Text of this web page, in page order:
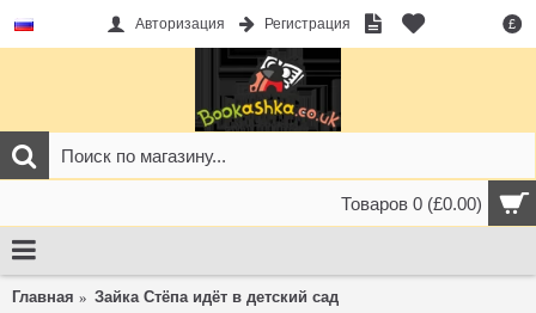
£
Авторизация Регистрация
Товаров 0 (£0.00)
Главная Зайка Стёпа идёт в детский сад